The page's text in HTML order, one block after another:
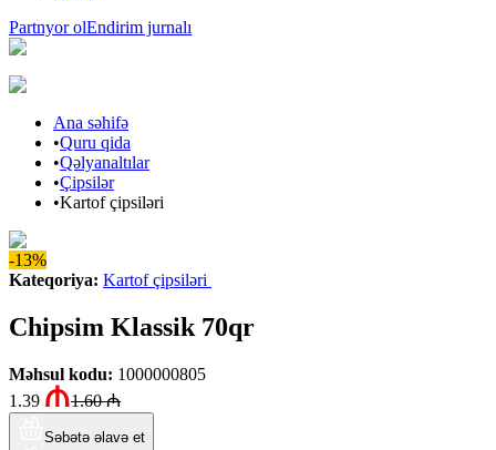
Partnyor olEndirim jurnalı
Ana səhifə
•Quru qida
•Qəlyanaltılar
•Çipsilər
•Kartof çipsiləri
-13%
Kateqoriya: Kartof çipsiləri
Chipsim Klassik 70qr
Məhsul kodu: 1000000805
1.39
1.60₼
Səbətə əlavə et